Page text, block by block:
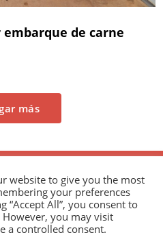
de carne
más
website to give you the most
your preferences
“Accept All”, you consent to
you may visit
a controlled consent.